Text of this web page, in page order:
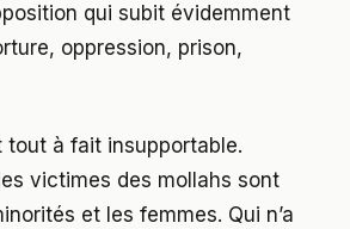
qui subit évidemment
oppression, prison,
tout à fait insupportable.
victimes des mollahs sont
et les femmes. Qui n’a